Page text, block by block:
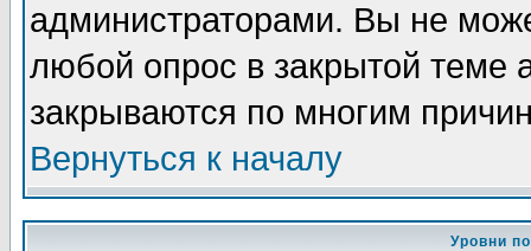
администраторами. Вы не
любой опрос в закрытой теме
закрываются по многим
Вернуться к началу
Уровни